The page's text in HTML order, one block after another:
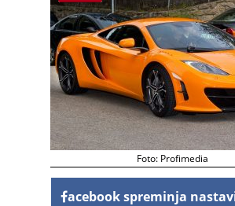
Foto: Profimedia
acebook spreminja